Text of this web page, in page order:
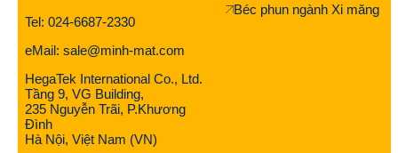
Tel: 024-6687-2330
eMail: sale@minh-mat.com
HegaTek International Co., Ltd.
Tầng 9, VG Building,
235 Nguyễn Trãi, P.Khương
Đình
Hà Nội, Việt Nam (VN)
Béc phun ngành Xi măng